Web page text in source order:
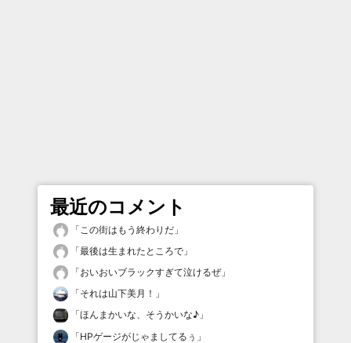
最近のコメント
「 この街はもう終わりだ 」
「最後は生まれたところで 」
「おいおいブラックすぎて泣けるぜ」
「それは山下美月！ 」
「ほんまかいな、そうかいな♪ 」
「HPゲージがじゃましてるぅ 」